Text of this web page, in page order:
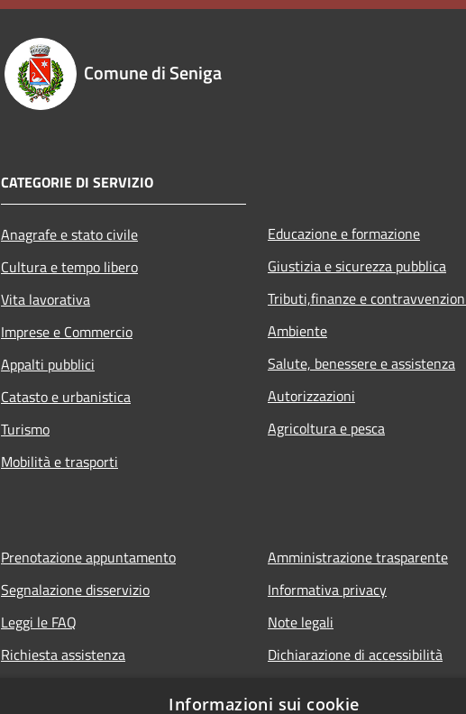
Comune di Seniga
CATEGORIE DI SERVIZIO
Anagrafe e stato civile
Cultura e tempo libero
Vita lavorativa
Imprese e Commercio
Appalti pubblici
Catasto e urbanistica
Turismo
Mobilità e trasporti
Educazione e formazione
Giustizia e sicurezza pubblica
Tributi,finanze e
Ambiente
Salute, benessere e assistenza
Autorizzazioni
Agricoltura e pesca
Prenotazione appuntamento
Segnalazione disservizio
Leggi le FAQ
Richiesta assistenza
Amministrazione trasparente
Informativa privacy
Note legali
Dichiarazione di accessibilità
Informazioni sui cookie